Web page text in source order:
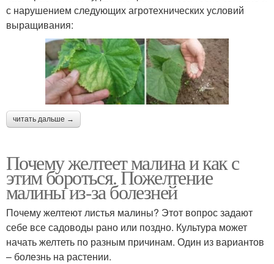
с нарушением следующих агротехнических условий
выращивания:
читать дальше →
Почему желтеет малина и как с
этим бороться. Пожелтение
малины из-за болезней
Почему желтеют листья малины? Этот вопрос задают
себе все садоводы рано или поздно. Культура может
начать желтеть по разным причинам. Один из вариантов
– болезнь на растении.